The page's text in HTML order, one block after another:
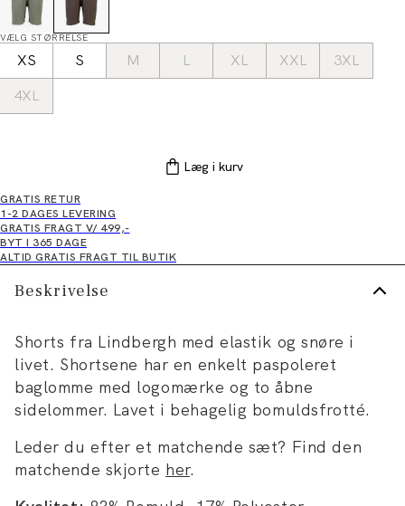
VÆLG STØRRELSE
XS S M L XL XXL
3XL
4XL
Læg i kurv
GRATIS RETUR
1-2 DAGES LEVERING
GRATIS FRAGT V/ 499,-
BYT I 365 DAGE
ALTID GRATIS FRAGT TIL BUTIK
Beskrivelse
Shorts fra Lindbergh med elastik og snøre i
livet. Shortsene har en enkelt paspoleret
baglomme med logomærke og to åbne
sidelommer. Lavet i behagelig bomuldsfrotté.
Leder du efter et matchende sæt? Find den
matchende skjorte her.